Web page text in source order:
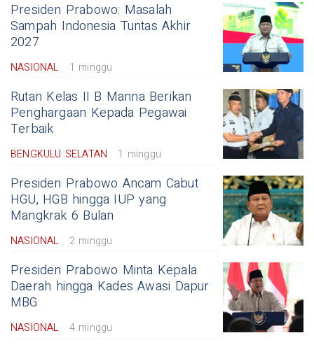
Presiden Prabowo: Masalah
Sampah Indonesia Tuntas Akhir
2027
NASIONAL 1 minggu
Rutan Kelas II B Manna Berikan
Penghargaan Kepada Pegawai
Terbaik
BENGKULU SELATAN 1 minggu
Presiden Prabowo Ancam Cabut
HGU, HGB hingga IUP yang
Mangkrak 6 Bulan
NASIONAL 2 minggu
Presiden Prabowo Minta Kepala
Daerah hingga Kades Awasi Dapur
MBG
NASIONAL 4 minggu